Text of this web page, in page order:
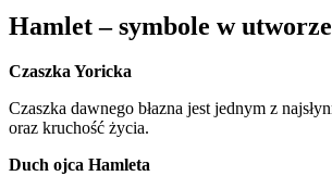
Hamlet – symbole w utworze
Czaszka Yoricka
Czaszka dawnego błazna jest jednym z
oraz kruchość życia.
Duch ojca Hamleta